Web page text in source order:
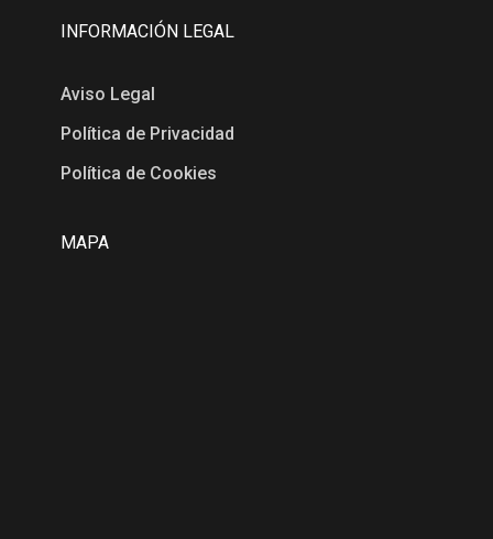
INFORMACIÓN LEGAL
Aviso Legal
Política de Privacidad
Política de Cookies
MAPA